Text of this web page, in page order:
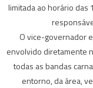
limitada ao horário das
O vice-governador
envolvido diretamente
todas as bandas
entorno, da área,